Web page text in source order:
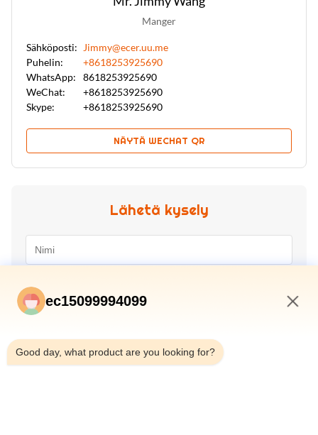
Manger
Sähköposti:
Jimmy@ecer.uu.me
Puhelin:
+8618253925690
WhatsApp:
8618253925690
WeChat:
+8618253925690
Skype:
+8618253925690
NÄYTÄ WECHAT QR
Lähetä kysely
ec15099994099
Good day, what product are you looking for?